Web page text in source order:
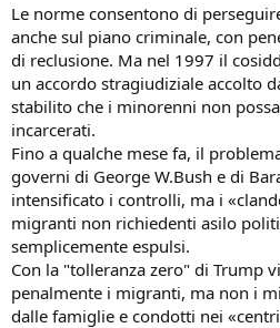
Le norme consentono di
anche sul piano criminale, con
di reclusione. Ma nel 1997 il
un accordo stragiudiziale accolto
stabilito che i minorenni non
incarcerati.
Fino a qualche mese fa, il
governi di George W.Bush e di
intensificato i controlli, ma i
migranti non richiedenti asilo
semplicemente espulsi.
Con la "tolleranza zero" di Trump
penalmente i migranti, ma non i
dalle famiglie e condotti nei